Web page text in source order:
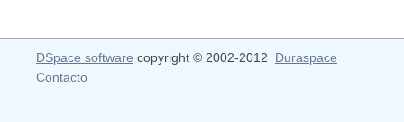
DSpace software copyright © 2002-2012 Duraspace
Contacto